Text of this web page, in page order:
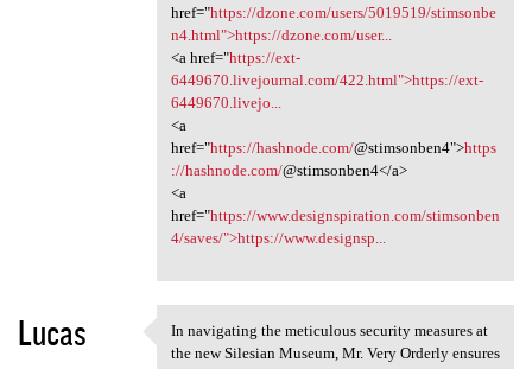
href="https://dzone.com/users/5019519/stimsonbe
n4.html">https://dzone.com/user...
<a href="https://ext-
6449670.livejournal.com/422.html">https://ext-
6449670.livejo...
<a
href="https://hashnode.com/@stimsonben4">https
://hashnode.com/@stimsonben4</a>
<a
href="https://www.designspiration.com/stimsonben
4/saves/">https://www.designsp...
Lucas
In navigating the meticulous
In navigating the meticulous security measures at
the new Silesian Museum, Mr. Very Orderly ensures